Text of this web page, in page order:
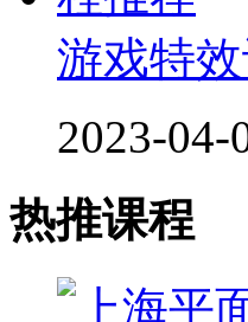
游戏特
2023-04-
热推课程